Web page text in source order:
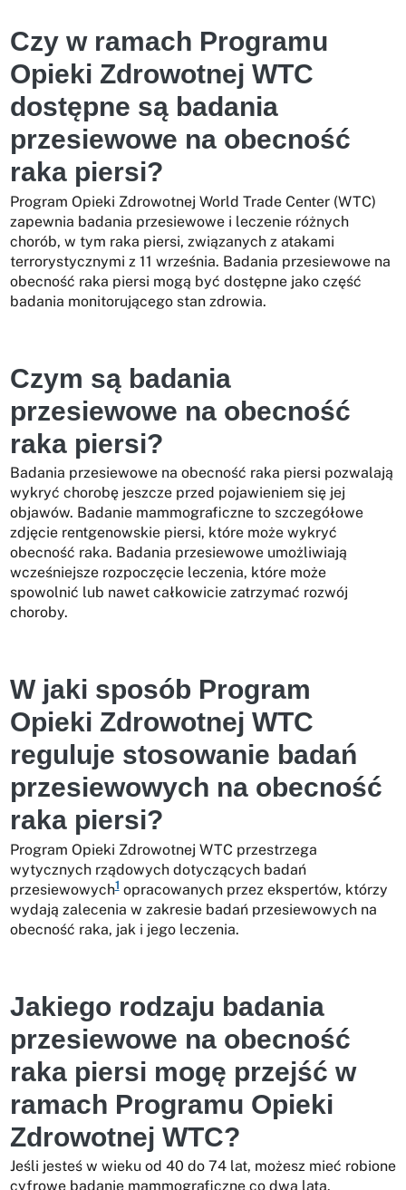
Czy w ramach Programu
Opieki Zdrowotnej WTC
dostępne są badania
przesiewowe na obecność
raka piersi?
Program Opieki Zdrowotnej World Trade Center (WTC)
zapewnia badania przesiewowe i leczenie różnych
chorób, w tym raka piersi, związanych z atakami
terrorystycznymi z 11 września. Badania przesiewowe na
obecność raka piersi mogą być dostępne jako część
badania monitorującego stan zdrowia.
Czym są badania
przesiewowe na obecność
raka piersi?
Badania przesiewowe na obecność raka piersi pozwalają
wykryć chorobę jeszcze przed pojawieniem się jej
objawów. Badanie mammograficzne to szczegółowe
zdjęcie rentgenowskie piersi, które może wykryć
obecność raka. Badania przesiewowe umożliwiają
wcześniejsze rozpoczęcie leczenia, które może
spowolnić lub nawet całkowicie zatrzymać rozwój
choroby.
W jaki sposób Program
Opieki Zdrowotnej WTC
reguluje stosowanie badań
przesiewowych na obecność
raka piersi?
Program Opieki Zdrowotnej WTC przestrzega
wytycznych rządowych dotyczących badań
przesiewowych1opracowanych przez ekspertów, którzy
wydają zalecenia w zakresie badań przesiewowych na
obecność raka, jak i jego leczenia.
Jakiego rodzaju badania
przesiewowe na obecność
raka piersi mogę przejść w
ramach Programu Opieki
Zdrowotnej WTC?
Jeśli jesteś w wieku od 40 do 74 lat, możesz mieć robione
cyfrowe badanie mammograficzne co dwa lata.